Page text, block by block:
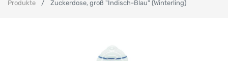
Produkte Zuckerdose, groß "Indisch-Blau" (Winterling)